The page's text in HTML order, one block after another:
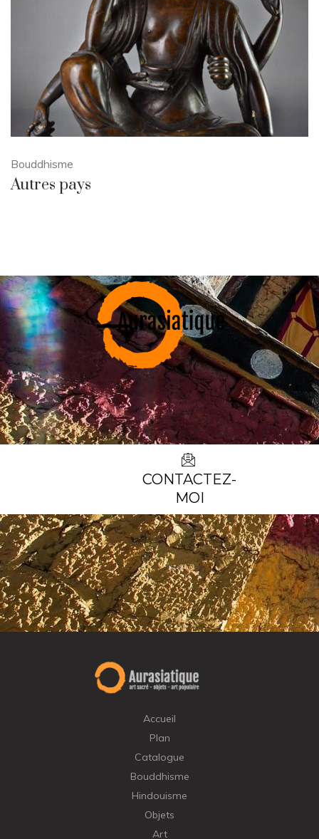
Bouddhisme
Autres pays
CONTACTEZ-
MOI
Accueil
Plan
Catalogue
Bouddhisme
Hindouisme
Objets
Art